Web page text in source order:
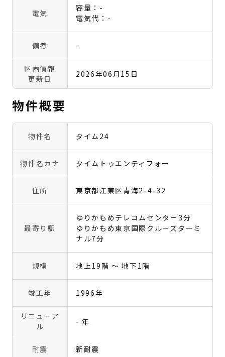
電気
容量：-
電気代：-
備考 -
区画情報
更新日
2026年06月15日
物件概要
物件名 タイム24
物件名カナ タイムトゥエンティフォー
住所 東京都江東区青海2-4-32
最寄り駅
ゆりかもめテレコムセンター3分
ゆりかもめ東京国際クルーズターミ
ナル7分
規模 地上19階 〜 地下1階
竣工年 1996年
リニューア
ル
- 年
耐震 新耐震